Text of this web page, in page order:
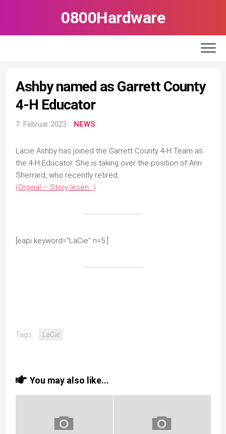
0800Hardware
Ashby named as Garrett County
4-H Educator
7. Februar 2023 NEWS
Lacie Ashby has joined the Garrett County 4-H Team as
the 4-H Educator. She is taking over the position of Ann
Sherrard, who recently retired.
(Orginal – Story lesen…)
[eapi keyword=”LaCie” n=5 ]
Tags: LaCie
You may also like...